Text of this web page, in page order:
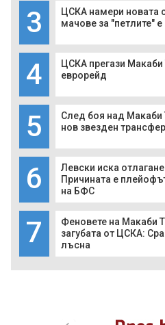
3
ЦСКА намери новата
мачове за "петлите"
4
ЦСКА прегази Макаби
еврорейд
5
След боя над Макаби
нов звезден трансфер
6
Левски иска
Причината е
на БФС
7
Феновете на Макаби
загубата от ЦСКА:
лъсна